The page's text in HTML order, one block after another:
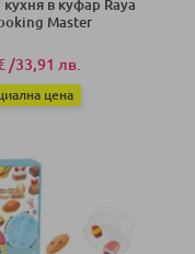
кухня в куфар Raya
Master
/33,91 лв.
цена